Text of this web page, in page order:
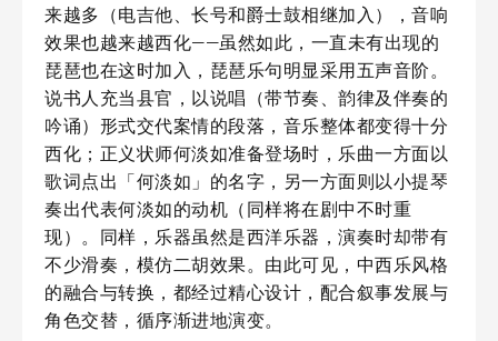
来越多（电吉他、长号和爵士鼓相继加入），音响
效果也越来越西化——虽然如此，一直未有出现的
琵琶也在这时加入，琵琶乐句明显采用五声音阶。
说书人充当县官，以说唱（带节奏、韵律及伴奏的
吟诵）形式交代案情的段落，音乐整体都变得十分
西化；正义状师何淡如准备登场时，乐曲一方面以
歌词点出「何淡如」的名字，另一方面则以小提琴
奏出代表何淡如的动机（同样将在剧中不时重
现）。同样，乐器虽然是西洋乐器，演奏时却带有
不少滑奏，模仿二胡效果。由此可见，中西乐风格
的融合与转换，都经过精心设计，配合叙事发展与
角色交替，循序渐进地演变。